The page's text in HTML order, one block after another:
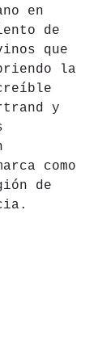
en
de
que
la
y
como
de